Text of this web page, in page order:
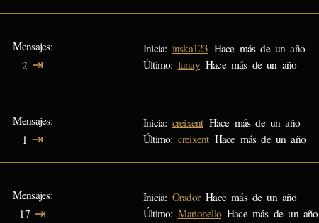
Mensajes
2 ⇥
Inicia: inska123 Hace más de un año
Último: lunay Hace más de un año
Mensajes
1 ⇥
Inicia: creixent Hace más de un año
Último: creixent Hace más de un año
Mensajes
17 ⇥
Inicia: Orador Hace más de un año
Último: Marionello Hace más de un año